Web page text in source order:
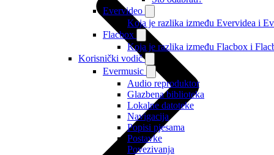
Evervideo
Koja je razlika između Evervidea i
Flacbox
Koja je razlika između Flacbox i
Korisnički vodič
Evermusic
Audio reproduktor
Glazbena biblioteka
Lokalne datoteke
Navigacija
Popisi pjesama
Postavke
Povezivanja